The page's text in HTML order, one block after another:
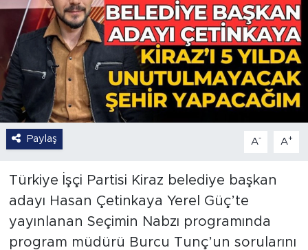
Paylaş A- A+
Türkiye İşçi Partisi Kiraz belediye başkan
adayı Hasan Çetinkaya Yerel Güç’te
yayınlanan Seçimin Nabzı programında
program müdürü Burcu Tunç’un sorularını